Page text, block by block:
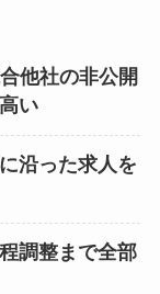
他社の非公開
い
沿った求人を
調整まで全部